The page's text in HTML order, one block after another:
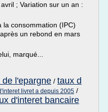
; Variation sur un an :
la consommation (IPC)
un rebond en mars
marqué...
l'epargne / taux d
livret a depuis 2005 /
d'interet bancaire